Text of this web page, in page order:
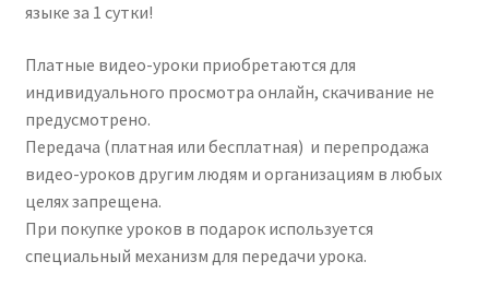
языке за 1 сутки!
Платные видео-уроки приобретаются для
индивидуального просмотра онлайн, скачивание не
предусмотрено.
Передача (платная или бесплатная) и перепродажа
видео-уроков другим людям и организациям в любых
целях запрещена.
При покупке уроков в подарок используется
специальный механизм для передачи урока.